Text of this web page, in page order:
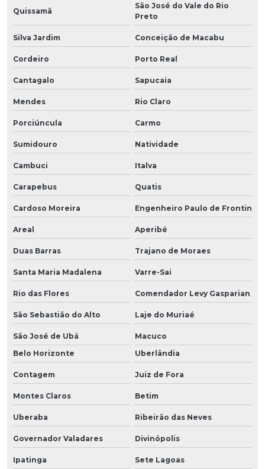
Quissamã
São José do Vale do Rio
Preto
Silva Jardim Conceição de Macabu
Cordeiro Porto Real
Cantagalo Sapucaia
Mendes Rio Claro
Porciúncula Carmo
Sumidouro Natividade
Cambuci Italva
Carapebus Quatis
Cardoso Moreira Engenheiro Paulo de Frontin
Areal Aperibé
Duas Barras Trajano de Moraes
Santa Maria Madalena Varre-Sai
Rio das Flores Comendador Levy Gasparian
São Sebastião do Alto Laje do Muriaé
São José de Ubá
Macuco
Belo Horizonte
Uberlândia
Contagem Juiz de Fora
Montes Claros Betim
Uberaba Ribeirão das Neves
Governador Valadares Divinópolis
Ipatinga Sete Lagoas